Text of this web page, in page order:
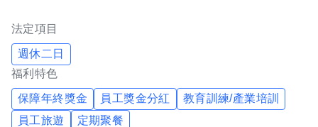
法定項目
週休二日
福利特色
保障年終獎金 員工獎金分紅
教育訓練/產業培訓
員工旅遊
定期聚餐